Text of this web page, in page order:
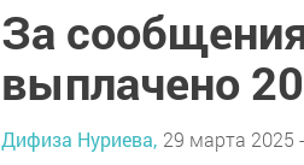
За
выплачено
Дифиза Нуриева, 29 марта 2025